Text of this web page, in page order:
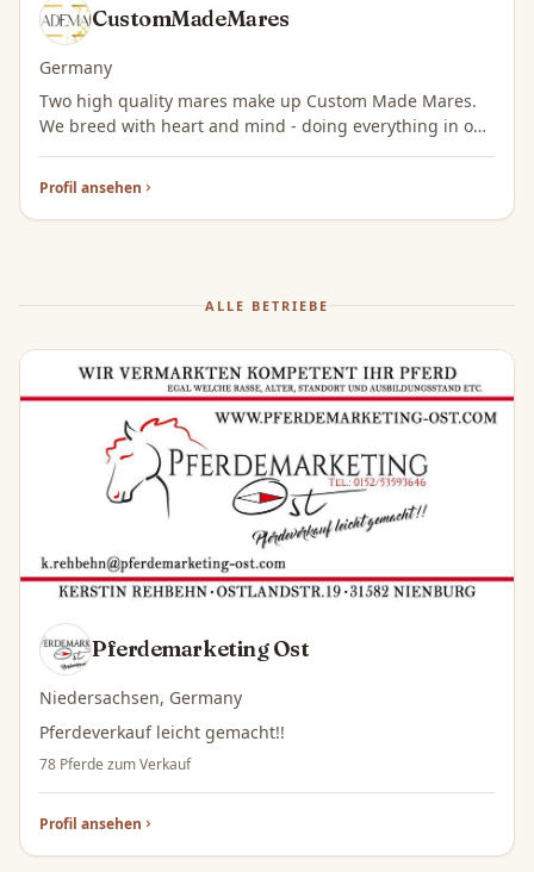
CustomMadeMares
Germany
Two high quality mares make up Custom Made Mares.
We breed with heart and mind - doing everything in our
power to create top prospects and willing partners for
Quarter Horse lovers like ourselves.
Profil ansehen
ALLE BETRIEBE
Pferdemarketing Ost
Niedersachsen, Germany
Pferdeverkauf leicht gemacht!!
78 Pferde zum Verkauf
Profil ansehen